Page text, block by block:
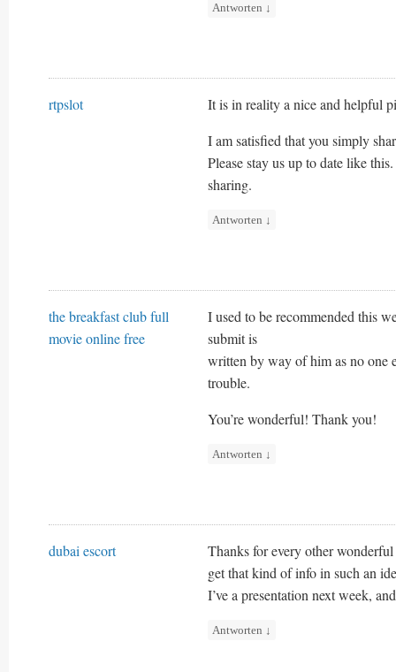
Antworten ↓
rtpslot
It is in reality a nice and helpful
I am satisfied that you simply
Please stay us up to date like
sharing.
Antworten ↓
the breakfast club full
movie online free
I used to be recommended this
submit is
written by way of him as no one
trouble.
You’re wonderful! Thank you!
Antworten ↓
dubai escort
Thanks for every other
get that kind of info in such an
I’ve a presentation next week,
Antworten ↓